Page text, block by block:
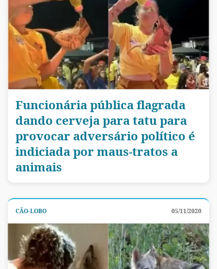
Funcionária pública flagrada
dando cerveja para tatu para
provocar adversário político é
indiciada por maus-tratos a
animais
CÃO-LOBO 05/11/2020